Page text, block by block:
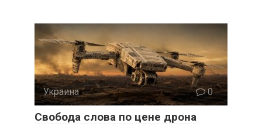
Украина 0
Свобода слова по цене дрона